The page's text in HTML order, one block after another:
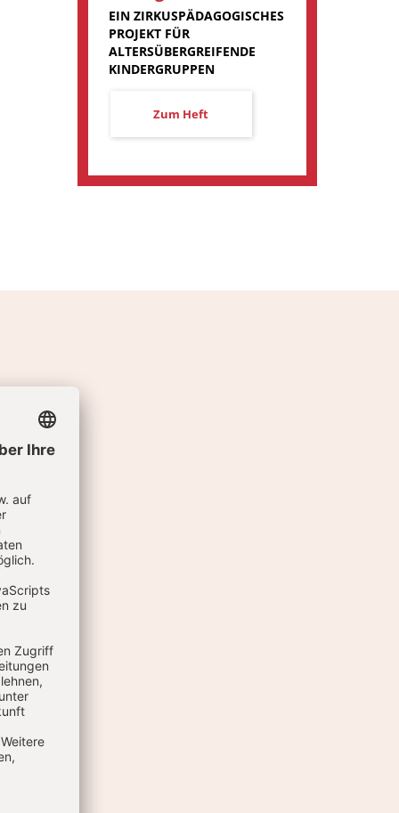
:
EIN ZIRKUSPÄDAGOGISCHES
PROJEKT FÜR
ALTERSÜBERGREIFENDE
KINDERGRUPPEN
Zum Heft